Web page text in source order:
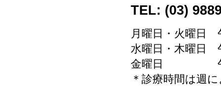
TEL: (03)
月曜日・火曜日
水曜日・木曜日
金曜日 午前
＊診療時間は週